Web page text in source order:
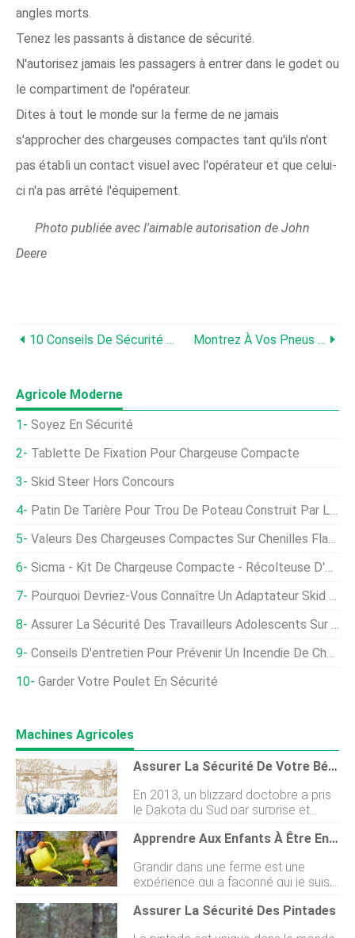
angles morts.
Tenez les passants à distance de sécurité.
N'autorisez jamais les passagers à entrer dans le godet ou
le compartiment de l'opérateur.
Dites à tout le monde sur la ferme de ne jamais
s'approcher des chargeuses compactes tant qu'ils n'ont
pas établi un contact visuel avec l'opérateur et que celui-
ci n'a pas arrêté l'équipement.
Photo publiée avec l'aimable autorisation de John
Deere
10 Conseils De Sécurité Pour La Récolte Pour Prévenir Les Accidents À La Ferme Montrez À Vos Pneus De Ferme Un Peu De TLC
Agricole Moderne
Soyez En Sécurité
Tablette De Fixation Pour Chargeuse Compacte
Skid Steer Hors Concours
Patin De Tarière Pour Trou De Poteau Construit Par Les Agriculteurs
Valeurs Des Chargeuses Compactes Sur Chenilles Flatlining
Sicma - Kit De Chargeuse Compacte - Récolteuse D'olives, Des Noisettes, Cerises, Prunes Avec Agitateur De Tronc (équipé Avec Ou Sans Parapluie)
Pourquoi Devriez-Vous Connaître Un Adaptateur Skid Steer Pour Votre Chargeuse
Assurer La Sécurité Des Travailleurs Adolescents Sur La Machinerie Lourde
Conseils D'entretien Pour Prévenir Un Incendie De Chargeuse Compacte
Garder Votre Poulet En Sécurité
Machines Agricoles
Assurer La Sécurité De Votre Bétail En Hiver
En 2013, un blizzard doctobre a pris
le Dakota du Sud par surprise et
avec sa neige et sa glace, il y a eu
dimportantes pertes de bétail. Lhiver
climatiques extrêmes. Tandis que la
glace, neige fondue, et la neige peut
apporter un jour de neige bienvenu
pour de nombreux Américains, pour
les agriculteurs et les travailleurs
Apprendre Aux Enfants À Être En Sécurité À La Ferme
Grandir dans une ferme est une
expérience qui a façonné qui je suis,
et je suis tellement reconnaissante
de pouvoir élever mes propres
Assurer La Sécurité Des Pintades